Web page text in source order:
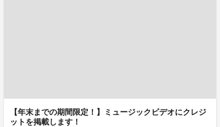
【年末までの期間限定！】ミュージックビデオにクレジ
ットを掲載します！